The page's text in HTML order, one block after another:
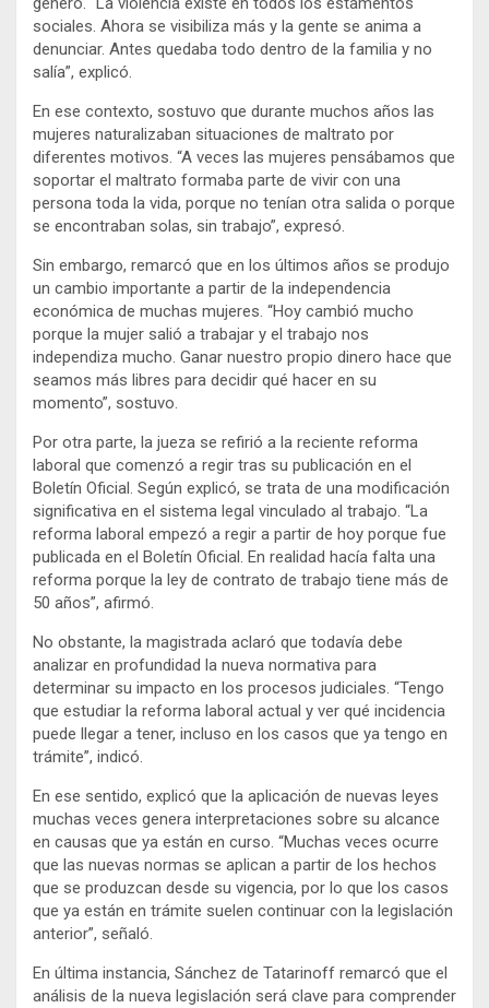
sociales. Ahora se visibiliza más y la gente se anima a
denunciar. Antes quedaba todo dentro de la familia y no
salía”, explicó.
En ese contexto, sostuvo que durante muchos años las
mujeres naturalizaban situaciones de maltrato por
diferentes motivos. “A veces las mujeres pensábamos que
soportar el maltrato formaba parte de vivir con una
persona toda la vida, porque no tenían otra salida o porque
se encontraban solas, sin trabajo”, expresó.
Sin embargo, remarcó que en los últimos años se produjo
un cambio importante a partir de la independencia
económica de muchas mujeres. “Hoy cambió mucho
porque la mujer salió a trabajar y el trabajo nos
independiza mucho. Ganar nuestro propio dinero hace que
seamos más libres para decidir qué hacer en su
momento”, sostuvo.
Por otra parte, la jueza se refirió a la reciente reforma
laboral que comenzó a regir tras su publicación en el
Boletín Oficial. Según explicó, se trata de una modificación
significativa en el sistema legal vinculado al trabajo. “La
reforma laboral empezó a regir a partir de hoy porque fue
publicada en el Boletín Oficial. En realidad hacía falta una
reforma porque la ley de contrato de trabajo tiene más de
50 años”, afirmó.
No obstante, la magistrada aclaró que todavía debe
analizar en profundidad la nueva normativa para
determinar su impacto en los procesos judiciales. “Tengo
que estudiar la reforma laboral actual y ver qué incidencia
puede llegar a tener, incluso en los casos que ya tengo en
trámite”, indicó.
En ese sentido, explicó que la aplicación de nuevas leyes
muchas veces genera interpretaciones sobre su alcance
en causas que ya están en curso. “Muchas veces ocurre
que las nuevas normas se aplican a partir de los hechos
que se produzcan desde su vigencia, por lo que los casos
que ya están en trámite suelen continuar con la legislación
anterior”, señaló.
En última instancia, Sánchez de Tatarinoff remarcó que el
análisis de la nueva legislación será clave para comprender